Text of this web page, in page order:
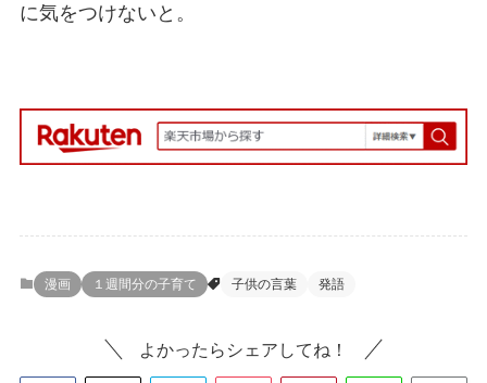
に気をつけないと。
漫画 １週間分の子育て 子供の言葉 発語
よかったらシェアしてね！